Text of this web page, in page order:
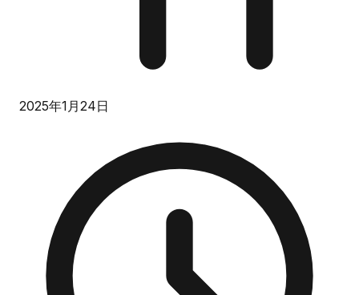
2025年1月24日